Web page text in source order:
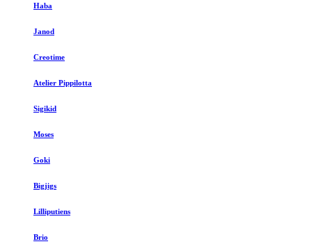
Haba
Janod
Creotime
Atelier Pippilotta
Sigikid
Moses
Goki
Bigjigs
Lilliputiens
Brio